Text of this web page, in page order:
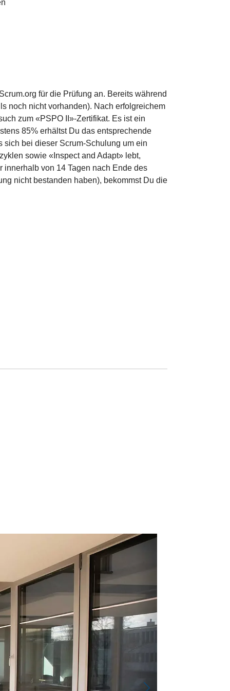
für die Prüfung an. Bereits während
noch nicht vorhanden). Nach erfolgreichem
zum «PSPO II»-Zertifikat. Es ist ein
85% erhältst Du das entsprechende
sich bei dieser Scrum-Schulung um ein
sowie «Inspect and Adapt» lebt,
von 14 Tagen nach Ende des
nicht bestanden haben), bekommst Du die